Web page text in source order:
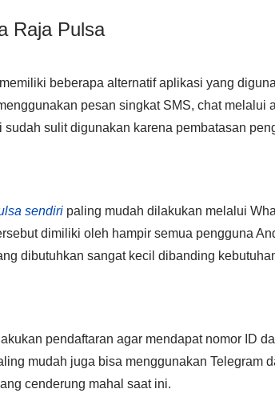
Raja Pulsa
beberapa alternatif aplikasi yang
pesan singkat SMS, chat melalui
sudah sulit digunakan karena pembatasan
sendiri paling mudah dilakukan melalui
dimiliki oleh hampir semua pengguna
dibutuhkan sangat kecil dibanding
pendaftaran agar mendapat nomor ID
mudah juga bisa menggunakan Telegram
cenderung mahal saat ini.